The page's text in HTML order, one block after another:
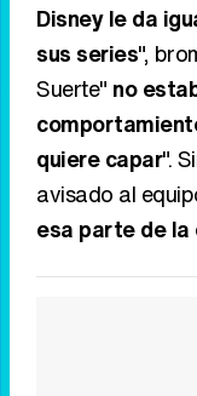
Disney le da
sus series",
Suerte" no
quiere capar".
avisado al
esa parte de